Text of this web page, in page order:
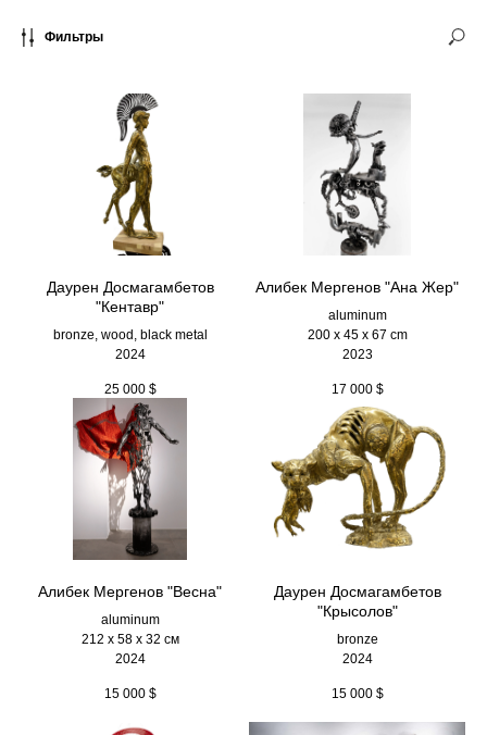
Фильтры
Даурен Досмагамбетов
"Кентавр"
bronze, wood, black metal
2024
25 000 $
Алибек Мергенов "Ана Жер"
aluminum
200 х 45 х 67 cm
2023
17 000 $
Алибек Мергенов "Весна"
aluminum
212 х 58 х 32 см
2024
15 000 $
Даурен Досмагамбетов
"Крысолов"
bronze
2024
15 000 $